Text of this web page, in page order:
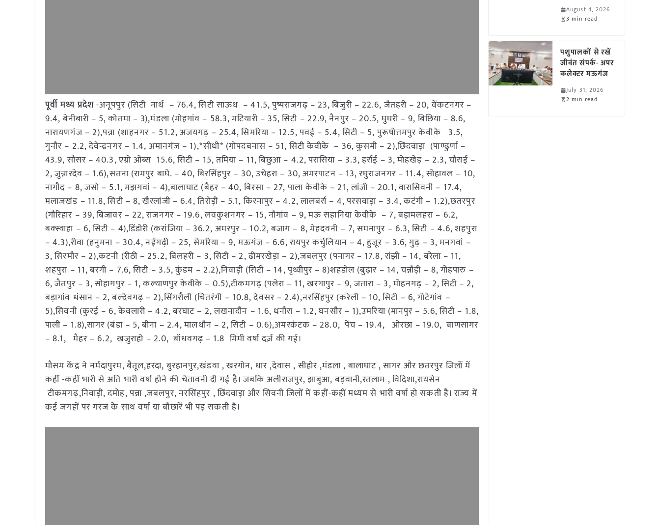
पूर्वी मध्य प्रदेश-अनूपपुर (सिटी नार्थ – 76.4, सिटी साऊथ – 41.5, पुष्पराजगढ़ – 23, बिजुरी – 22.6, जैतहरी – 20, वेंकटनगर –
9.4, बेनीबारी – 5, कोतमा – 3),मंडला (मोहगांव – 58.3, मटियारी – 35, सिटी – 22.9, नैनपुर – 20.5, घुघरी – 9, बिछिया – 8.6,
नारायणगंज – 2),पन्ना (शाहनगर – 51.2, अजयगढ़ – 25.4, सिमरिया – 12.5, पवई – 5.4, सिटी – 5, पुरूषोत्तमपुर केवीके 3.5,
गुनौर – 2.2, देवेन्द्रनगर – 1.4, अमानगंज – 1),*सीधी* (गोपदबनास – 51, सिटी केवीके – 36, कुसमी – 2),छिंदवाड़ा (पाण्ढुर्णा –
43.9, सौसर – 40.3, एग्रो ओब्स 15.6, सिटी – 15, तमिया – 11, बिछुआ – 4.2, परासिया – 3.3, हर्राई – 3, मोहखेड़ – 2.3, चौराई –
2, जुन्नारदेव – 1.6),सतना (रामपुर बाघे. – 40, बिरसिंहपुर – 30, उचेहरा – 30, अमरपाटन – 13, रघुराजनगर – 11.4, सोहावल – 10,
नागौद – 8, जसो – 5.1, मझगवां – 4),बालाघाट (बैहर – 40, बिरसा – 27, पाला केवीके – 21, लांजी – 20.1, वारासिवनी – 17.4,
मलाजखंड – 11.8, सिटी – 8, खैरलांजी – 6.4, तिरोड़ी – 5.1, किरनापुर – 4.2, लालबर्रा – 4, परसवाड़ा – 3.4, कटंगी – 1.2),छतरपुर
(गौरिहार – 39, बिजावर – 22, राजनगर – 19.6, लवकुशनगर – 15, नौगांव – 9, मऊ सहानिया केवीके – 7, बड़ामलहरा – 6.2,
बक्स्वाहा – 6, सिटी – 4),डिंडोरी (करांजिया – 36.2, अमरपुर – 10.2, बजाग – 8, मेहदवनी – 7, समनापुर – 6.3, सिटी – 4.6, शहपुरा
– 4.3),रीवा (हनुमना – 30.4, नईगढ़ी – 25, सेमरिया – 9, मऊगंज – 6.6, रायपुर कर्चुलियान – 4, हुजूर – 3.6, गुढ़ – 3, मनगवां –
3, सिरमौर – 2),कटनी (रीठी – 25.2, बिलहरी – 3, सिटी – 2, ढीमरखेड़ा – 2),जबलपुर (पनागर – 17.8, रांझी – 14, बरेला – 11,
शहपुरा – 11, बरगी – 7.6, सिटी – 3.5, कुंडम – 2.2),निवाड़ी (सिटी – 14, पृथ्वीपुर – 8)शहडोल (बुढ़ार – 14, चन्नौड़ी – 8, गोहपारु –
6, जैतपुर – 3, सोहागपुर – 1, कल्याणपुर केवीके – 0.5),टीकमगढ़ (पलेरा – 11, खरगापुर – 9, जतारा – 3, मोहनगढ़ – 2, सिटी – 2,
बड़ागांव धंसान – 2, बल्देवगढ़ – 2),सिंगरौली (चितरंगी – 10.8, देवसर – 2.4),नरसिंहपुर (करेली – 10, सिटी – 6, गोटेगांव –
5),सिवनी (कुरई – 6, केवलारी – 4.2, बरघाट – 2, लखनादौन – 1.6, धनौरा – 1.2, घनसौर – 1),उमरिया (मानपुर – 5.6, सिटी – 1.8,
पाली – 1.8),सागर (बंडा – 5, बीना – 2.4, मालथौन – 2, सिटी – 0.6),अमरकंटक – 28.0, पेंच – 19.4, ओरछा – 19.0, बाणसागर
– 8.1, मैहर – 6.2, खजुराहो – 2.0, बॉंधवगढ़ – 1.8 मिमी वर्षा दर्ज़ की गई।
मौसम केंद्र ने नर्मदापुरम, बैतूल,हरदा, बुरहानपुर,खंडवा , खरगोन, धार ,देवास , सीहोर ,मंडला , बालाघाट , सागर और छतरपुर जिलों में
कहीं -कहीं भारी से अति भारी वर्षा होने की चेतावनी दी गई है। जबकि अलीराजपुर, झाबुआ, बड़वानी,रतलाम , विदिशा,रायसेन
टीकमगढ़,निवाड़ी, दमोह, पन्ना ,जबलपुर, नरसिंहपुर , छिंदवाड़ा और सिवनी जिलों में कहीं-कहीं मध्यम से भारी वर्षा हो सकती है। राज्य में
कई जगहों पर गरज के साथ वर्षा या बौछारें भी पड़ सकती है।
August 4, 2026
3 min read
पशुपालकों से रखें
जीवंत संपर्क- अपर
कलेक्टर मऊगंज
July 31, 2026
2 min read